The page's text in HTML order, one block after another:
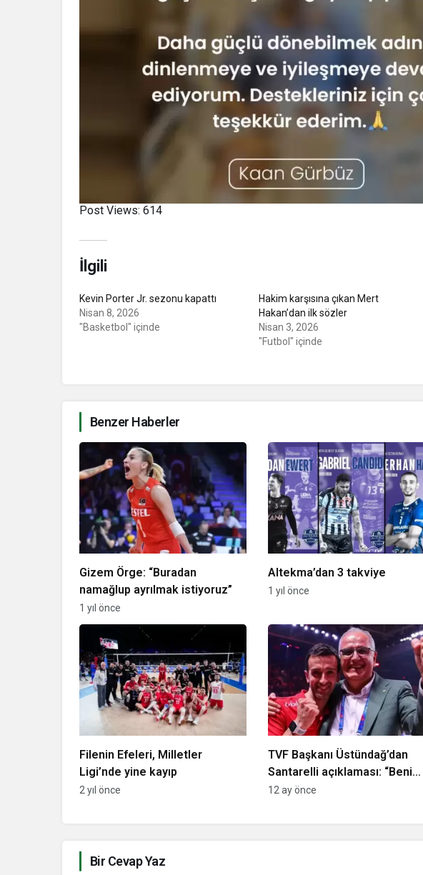
Post Views: 614
İlgili
Kevin Porter Jr. sezonu kapattı
Nisan 8, 2026
"Basketbol" içinde
Hakim karşısına çıkan Mert
Hakan’dan ilk sözler
Nisan 3, 2026
"Futbol" içinde
Benzer Haberler
Gizem Örge: “Buradan
namağlup ayrılmak istiyoruz”
1 yıl önce
Altekma’dan 3 takviye
1 yıl önce
Filenin Efeleri, Milletler
Ligi’nde yine kayıp
2 yıl önce
TVF Başkanı Üstündağ’dan
Santarelli açıklaması: “Beni
üzen…”
12 ay önce
Bir Cevap Yaz